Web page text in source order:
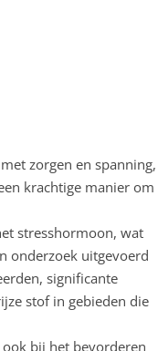
zorgen en spanning,
krachtige manier om
stresshormoon, wat
onderzoek uitgevoerd
significante
stof in gebieden die
bij het bevorderen